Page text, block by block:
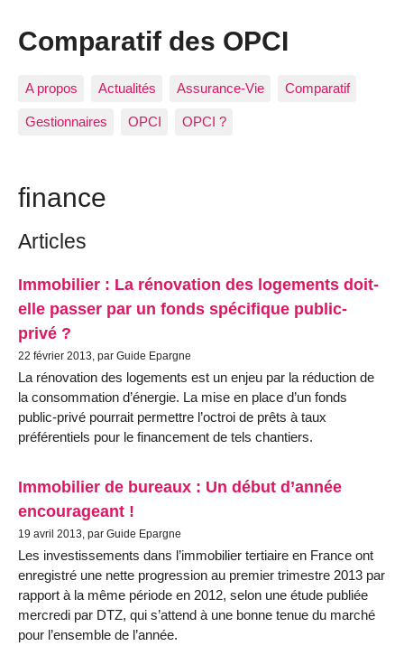
Comparatif des OPCI
A propos Actualités Assurance-Vie Comparatif
Gestionnaires OPCI OPCI ?
finance
Articles
Immobilier : La rénovation des logements doit-
elle passer par un fonds spécifique public-
privé ?
22 février 2013, par Guide Epargne
La rénovation des logements est un enjeu par la réduction de
la consommation d’énergie. La mise en place d’un fonds
public-privé pourrait permettre l’octroi de prêts à taux
préférentiels pour le financement de tels chantiers.
Immobilier de bureaux : Un début d’année
encourageant !
19 avril 2013, par Guide Epargne
Les investissements dans l’immobilier tertiaire en France ont
enregistré une nette progression au premier trimestre 2013 par
rapport à la même période en 2012, selon une étude publiée
mercredi par DTZ, qui s’attend à une bonne tenue du marché
pour l’ensemble de l’année.